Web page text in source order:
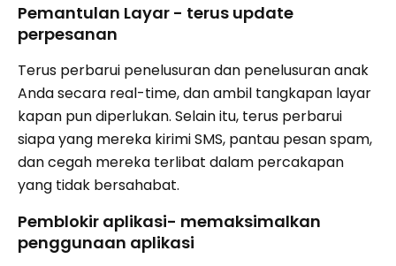
Pemantulan Layar - terus update
perpesanan
Terus perbarui penelusuran dan penelusuran anak
Anda secara real-time, dan ambil tangkapan layar
kapan pun diperlukan. Selain itu, terus perbarui
siapa yang mereka kirimi SMS, pantau pesan spam,
dan cegah mereka terlibat dalam percakapan
yang tidak bersahabat.
Pemblokir aplikasi- memaksimalkan
penggunaan aplikasi